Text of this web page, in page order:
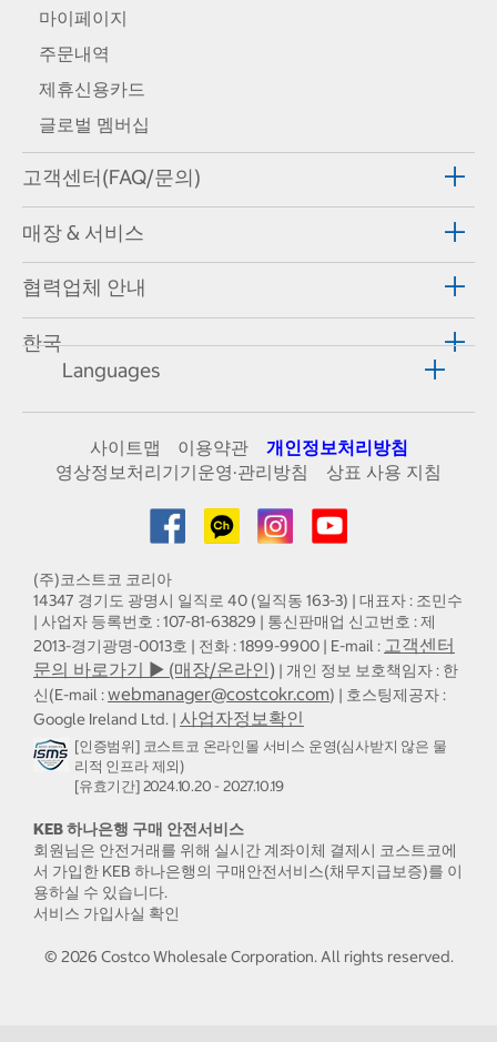
마이페이지
주문내역
제휴신용카드
글로벌 멤버십
고객센터(FAQ/문의)
매장 & 서비스
협력업체 안내
한국
Languages
사이트맵 이용약관
개인정보처리방침
영상정보처리기기운영·관리방침
상표 사용 지침
(주)코스트코 코리아
14347 경기도 광명시 일직로 40 (일직동 163-3) | 대표자 : 조민수
| 사업자 등록번호 : 107-81-63829 | 통신판매업 신고번호 : 제
2013-경기광명-0013호 | 전화 : 1899-9900 | E-mail : 고객센터
문의 바로가기 ▶ (매장/온라인) | 개인 정보 보호책임자 : 한
신(E-mail :webmanager@costcokr.com) | 호스팅제공자 :
Google Ireland Ltd. | 사업자정보확인
[인증범위] 코스트코 온라인몰 서비스 운영(심사받지 않은 물
리적 인프라 제외)
[유효기간] 2024.10.20 - 2027.10.19
KEB 하나은행 구매 안전서비스
회원님은 안전거래를 위해 실시간 계좌이체 결제시 코스트코에
서 가입한 KEB 하나은행의 구매안전서비스(채무지급보증)를 이
용하실 수 있습니다.
서비스 가입사실 확인
© 2026 Costco Wholesale Corporation.All rights reserved.